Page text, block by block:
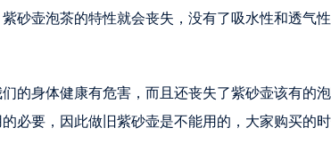
砂壶泡茶的特性就会丧失，没有了吸水性和透气
的身体健康有危害，而且还丧失了紫砂壶该有的
必要，因此做旧紫砂壶是不能用的，大家购买的